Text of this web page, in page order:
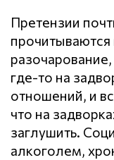
Претензии
где-то на
отношений, и
что на
заглушить.
алкоголем,